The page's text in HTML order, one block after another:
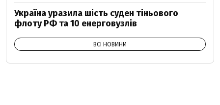
Україна уразила шість суден тіньового
флоту РФ та 10 енерговузлів
ВСІ НОВИНИ